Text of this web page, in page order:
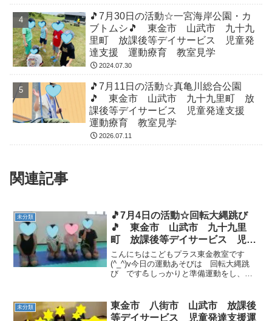
🎵7月30日の活動☆一宮海岸公園・カ
ブトムシ🎵 東金市 山武市 九十九
里町 放課後等デイサービス 児童発
達支援 運動療育 教室見学
2024.07.30
🎵7月11日の活動☆真亀川総合公園
🎵 東金市 山武市 九十九里町 放
課後等デイサービス 児童発達支援
運動療育 教室見学
2026.07.11
関連記事
未分類
🎵7月4日の活動☆回転大縄跳び
🎵 東金市 山武市 九十九里
町 放課後等デイサービス 児童
発達支援 運動療育 教室見学
こんにちはこどもプラス東金教室です
(^_^)v今日の運動あそびは 回転大縄跳
び です💪しっかりと準備運動をし、順
もっとやりたーい！の声がたくさんヾ
(≧▽≦)ﾉ 最...
未分類
東金市 八街市 山武市 放課後
等デイサービス 児童発達支援運